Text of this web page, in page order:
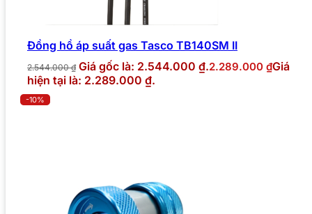
Đồng hồ áp suất gas Tasco TB140SM II
2.544.000₫ Giá gốc là: 2.544.000 ₫.2.289.000 ₫Giá
hiện tại là: 2.289.000 ₫.
-10%